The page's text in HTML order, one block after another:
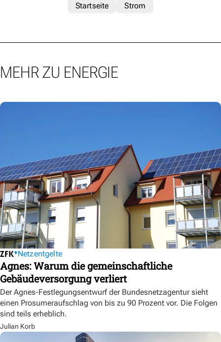
Startseite
Strom
MEHR ZU ENERGIE
Netzentgelte
Agnes: Warum die gemeinschaftliche
Gebäudeversorgung verliert
Der Agnes-Festlegungsentwurf der Bundesnetzagentur sieht
einen Prosumeraufschlag von bis zu 90 Prozent vor. Die Folgen
sind teils erheblich.
Julian Korb